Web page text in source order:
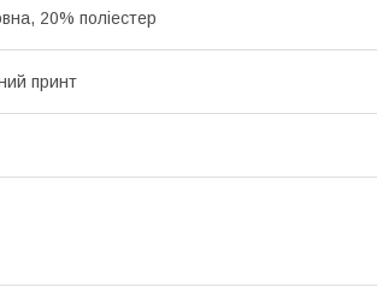
20% поліестер
принт